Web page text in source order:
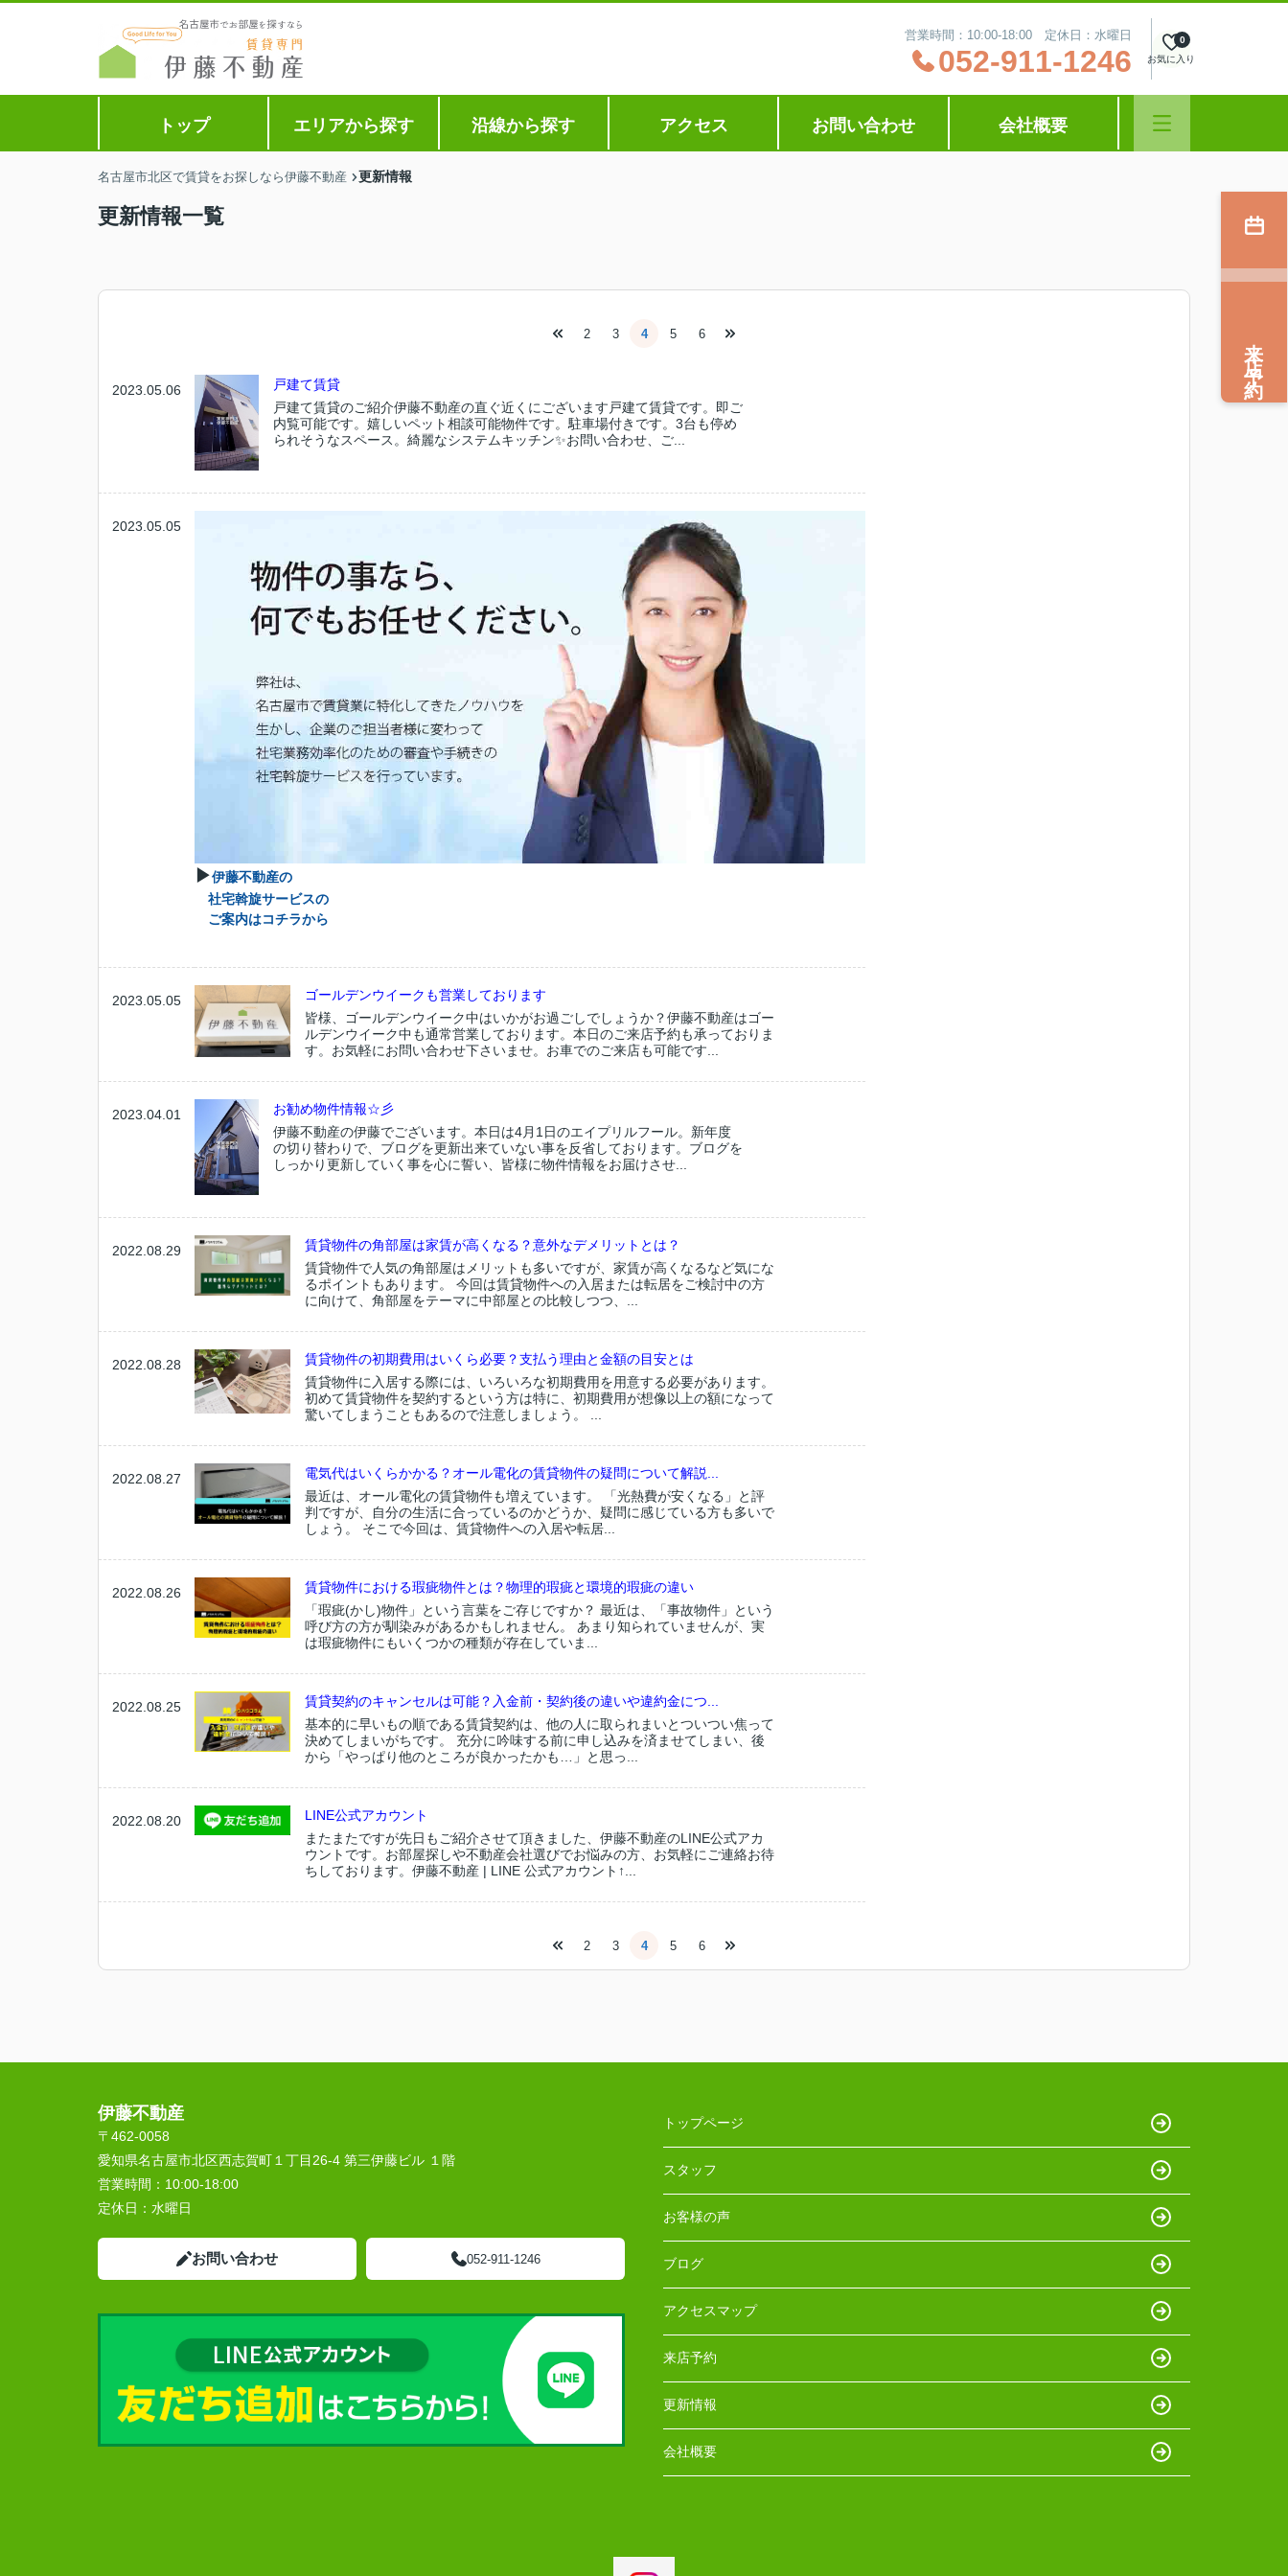
営業時間：10:00‐18:00 定休日：水曜日
052-911-1246 お気に入り
0
トップ エリアから探す 沿線から探す アクセス お問い合わせ 会社概要
名古屋市北区で賃貸をお探しなら伊藤不動産 更新情報
更新情報一覧
2 3 4 5 6
2023.05.06
戸建て賃貸
戸建て賃貸のご紹介伊藤不動産の直ぐ近くにございます戸建て賃貸です。即ご
内覧可能です。嬉しいペット相談可能物件です。駐車場付きです。3台も停め
られそうなスペース。綺麗なシステムキッチン✨お問い合わせ、ご...
2023.05.05
▶伊藤不動産の
社宅斡旋サービスの
ご案内はコチラから
2023.05.05
ゴールデンウイークも営業しております
皆様、ゴールデンウイーク中はいかがお過ごしでしょうか？伊藤不動産はゴー
ルデンウイーク中も通常営業しております。本日のご来店予約も承っておりま
す。お気軽にお問い合わせ下さいませ。お車でのご来店も可能です...
2023.04.01
お勧め物件情報☆彡
伊藤不動産の伊藤でございます。本日は4月1日のエイプリルフール。新年度
の切り替わりで、ブログを更新出来ていない事を反省しております。ブログを
しっかり更新していく事を心に誓い、皆様に物件情報をお届けさせ...
2022.08.29
賃貸物件の角部屋は家賃が高くなる？意外なデメリットとは？
賃貸物件で人気の角部屋はメリットも多いですが、家賃が高くなるなど気にな
るポイントもあります。 今回は賃貸物件への入居または転居をご検討中の方
に向けて、角部屋をテーマに中部屋との比較しつつ、...
2022.08.28
賃貸物件の初期費用はいくら必要？支払う理由と金額の目安とは
賃貸物件に入居する際には、いろいろな初期費用を用意する必要があります。
初めて賃貸物件を契約するという方は特に、初期費用が想像以上の額になって
驚いてしまうこともあるので注意しましょう。 ...
2022.08.27
電気代はいくらかかる？オール電化の賃貸物件の疑問について解説...
最近は、オール電化の賃貸物件も増えています。 「光熱費が安くなる」と評
判ですが、自分の生活に合っているのかどうか、疑問に感じている方も多いで
しょう。 そこで今回は、賃貸物件への入居や転居...
2022.08.26
賃貸物件における瑕疵物件とは？物理的瑕疵と環境的瑕疵の違い
「瑕疵(かし)物件」という言葉をご存じですか？ 最近は、「事故物件」という
呼び方の方が馴染みがあるかもしれません。 あまり知られていませんが、実
は瑕疵物件にもいくつかの種類が存在していま...
2022.08.25
賃貸契約のキャンセルは可能？入金前・契約後の違いや違約金につ...
基本的に早いもの順である賃貸契約は、他の人に取られまいとついつい焦って
決めてしまいがちです。 充分に吟味する前に申し込みを済ませてしまい、後
から「やっぱり他のところが良かったかも…」と思っ...
2022.08.20
LINE公式アカウント
またまたですが先日もご紹介させて頂きました、伊藤不動産のLINE公式アカ
ウントです。お部屋探しや不動産会社選びでお悩みの方、お気軽にご連絡お待
ちしております。伊藤不動産 | LINE 公式アカウント↑...
2 3 4 5 6
来店予約
伊藤不動産
〒462-0058
愛知県名古屋市北区西志賀町１丁目26-4 第三伊藤ビル １階
営業時間： 10:00‐18:00
定休日： 水曜日
お問い合わせ 052-911-1246
トップページ
スタッフ
お客様の声
ブログ
アクセスマップ
来店予約
更新情報
会社概要